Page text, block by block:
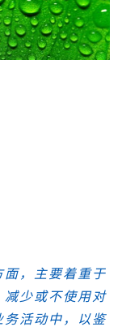
面，主要着重于
减少或不使用对
务活动中，以鉴